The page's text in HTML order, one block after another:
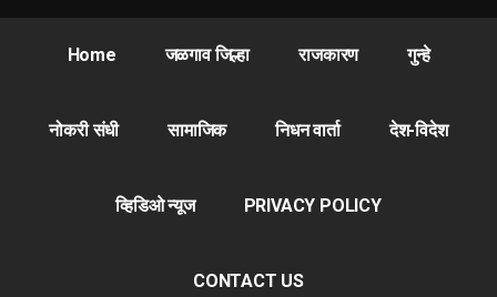
Home जळगाव जिल्हा राजकारण गुन्हे
नोकरी संधी सामाजिक निधन वार्ता देश-विदेश
व्हिडिओ न्यूज PRIVACY POLICY
CONTACT US